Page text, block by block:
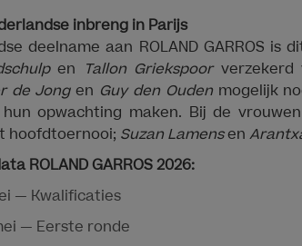
inbreng in Parijs
deelname aan ROLAND GARROS
en Tallon Griekspoor
de Jongen Guy den Oudenmogelijk
opwachting maken. Bij de
hoofdtoernooi; Suzan Lamensen
ROLAND GARROS 2026:
— Kwalificaties
— Eerste ronde